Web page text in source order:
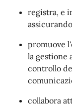
registra, e
promuove
la gestione
controllo
collabora